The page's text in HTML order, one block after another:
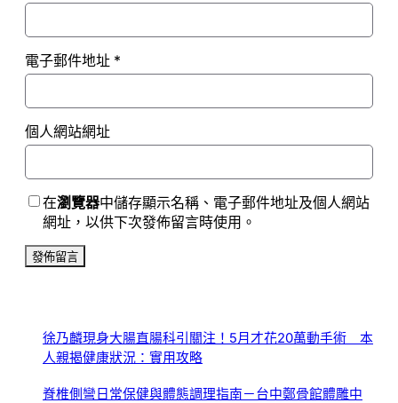
電子郵件地址 *
個人網站網址
在瀏覽器中儲存顯示名稱、電子郵件地址及個人網站
網址，以供下次發佈留言時使用。
徐乃麟現身大腸直腸科引關注！5月才花20萬動手術 本
人親揭健康狀況：實用攻略
脊椎側彎日常保健與體態調理指南－台中鄭骨館體雕中